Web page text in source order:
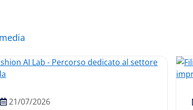
21/07/2026